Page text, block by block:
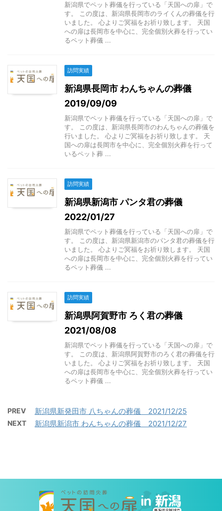
新潟県でペット葬儀を行っている「天国への扉」で
す。 この度は、新潟県長岡市のライくんの葬儀を行
いました。 心よりご冥福をお祈り致します。 天国
への扉は長岡市を中心に、完全個別火葬を行ってい
るペット葬儀 ...
訪問実績
新潟県長岡市 わんちゃんの葬儀
2019/09/09
新潟県でペット葬儀を行っている「天国への扉」で
す。 この度は、新潟県長岡市のわんちゃんの葬儀を
行いました。 心よりご冥福をお祈り致します。 天
国への扉は長岡市を中心に、完全個別火葬を行って
いるペット葬 ...
訪問実績
新潟県新潟市 パンタ君の葬儀
2022/01/27
新潟県でペット葬儀を行っている「天国への扉」で
す。 この度は、新潟県新潟市のパンタ君の葬儀を行
いました。 心よりご冥福をお祈り致します。 天国
への扉は長岡市を中心に、完全個別火葬を行ってい
るペット葬儀 ...
訪問実績
新潟県阿賀野市 ろく君の葬儀
2021/08/08
新潟県でペット葬儀を行っている「天国への扉」で
す。 この度は、新潟県阿賀野市のろく君の葬儀を行
いました。 心よりご冥福をお祈り致します。 天国
への扉は長岡市を中心に、完全個別火葬を行ってい
るペット葬儀 ...
PREV 新潟県新発田市 八ちゃんの葬儀 2021/12/25
NEXT 新潟県新潟市 わんちゃんの葬儀 2021/12/27